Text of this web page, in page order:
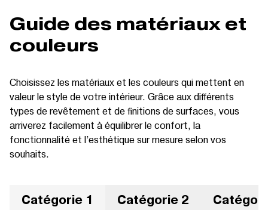
Guide des matériaux et
couleurs
Choisissez les matériaux et les couleurs qui mettent en
valeur le style de votre intérieur. Grâce aux différents
types de revêtement et de finitions de surfaces, vous
arriverez facilement à équilibrer le confort, la
fonctionnalité et l’esthétique sur mesure selon vos
souhaits.
Catégorie 1 Catégorie 2